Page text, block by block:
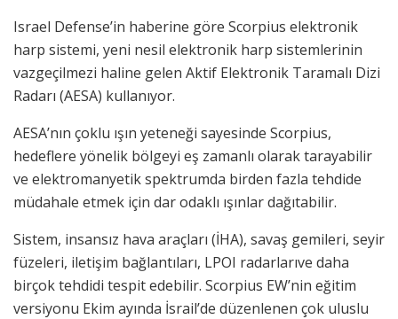
Israel Defense’in haberine göre Scorpius elektronik
harp sistemi, yeni nesil elektronik harp sistemlerinin
vazgeçilmezi haline gelen Aktif Elektronik Taramalı Dizi
Radarı (AESA) kullanıyor.
AESA’nın çoklu ışın yeteneği sayesinde Scorpius,
hedeflere yönelik bölgeyi eş zamanlı olarak tarayabilir
ve elektromanyetik spektrumda birden fazla tehdide
müdahale etmek için dar odaklı ışınlar dağıtabilir.
Sistem, insansız hava araçları (İHA), savaş gemileri, seyir
füzeleri, iletişim bağlantıları, LPOI radarlarıve daha
birçok tehdidi tespit edebilir. Scorpius EW’nin eğitim
versiyonu Ekim ayında İsrail’de düzenlenen çok uluslu